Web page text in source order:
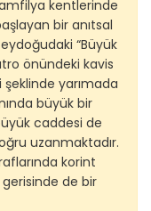
kentlerinde
bir anıtsal
“Büyük
önündeki kavis
yarımada
büyük bir
caddesi de
uzanmaktadır.
korint
gerisinde de bir